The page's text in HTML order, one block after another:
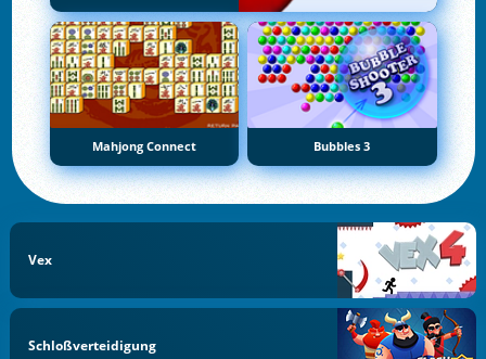
Mahjong Connect Bubbles 3
Vex
Schloßverteidigung